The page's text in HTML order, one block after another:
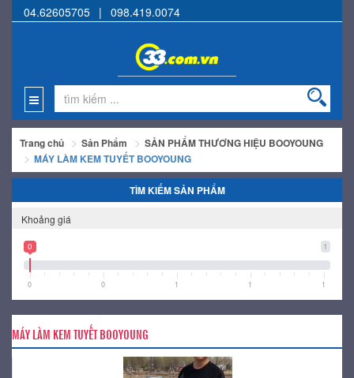
04.62605705 | 098.419.0074
Trang chủ Sản Phẩm
SẢN PHẨM THƯƠNG HIỆU BOOYOUNG
MÁY LÀM KEM TUYẾT BOOYOUNG
TÌM KIẾM SẢN PHẨM
Khoảng giá
1
0
0 0 1 1 1
MÁY LÀM KEM TUYẾT BOOYOUNG